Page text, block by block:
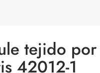
tejido
42012-1